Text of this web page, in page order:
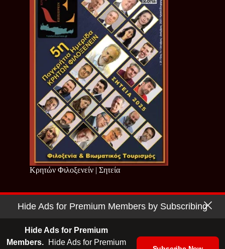
Κρητών Φιλοξενείν | Σητεία
Copyright © 2026 - Cretan Business | Κρητών Επιχειρείν
Hide Ads for Premium Members by Subscribing
Hide Ads for Premium
Members.
Hide Ads for Premium